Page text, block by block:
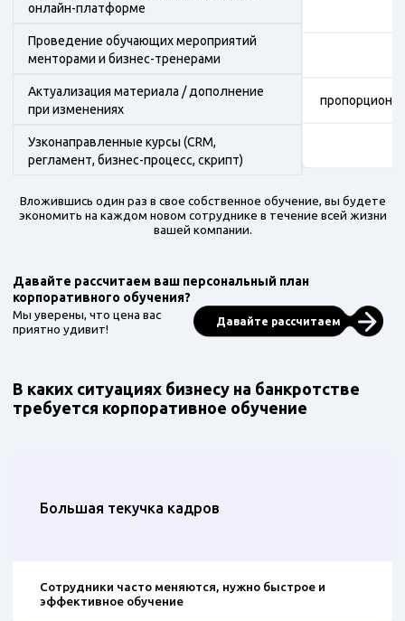
онлайн-платформе
Проведение обучающих мероприятий
менторами и бизнес-тренерами
Актуализация материала / дополнение
при изменениях
Узконаправленные курсы (CRM,
регламент, бизнес-процесс, скрипт)
Вложившись один раз в свое собственное обучение, вы будете
экономить на каждом новом сотруднике в течение всей жизни
вашей компании.
Давайте рассчитаем ваш персональный план
корпоративного обучения?
Мы уверены, что цена вас
приятно удивит!
Давайте рассчитаем
В каких ситуациях бизнесу на банкротстве
требуется корпоративное обучение
Большая текучка кадров
Сотрудники часто меняются, нужно быстрое и
эффективное обучение